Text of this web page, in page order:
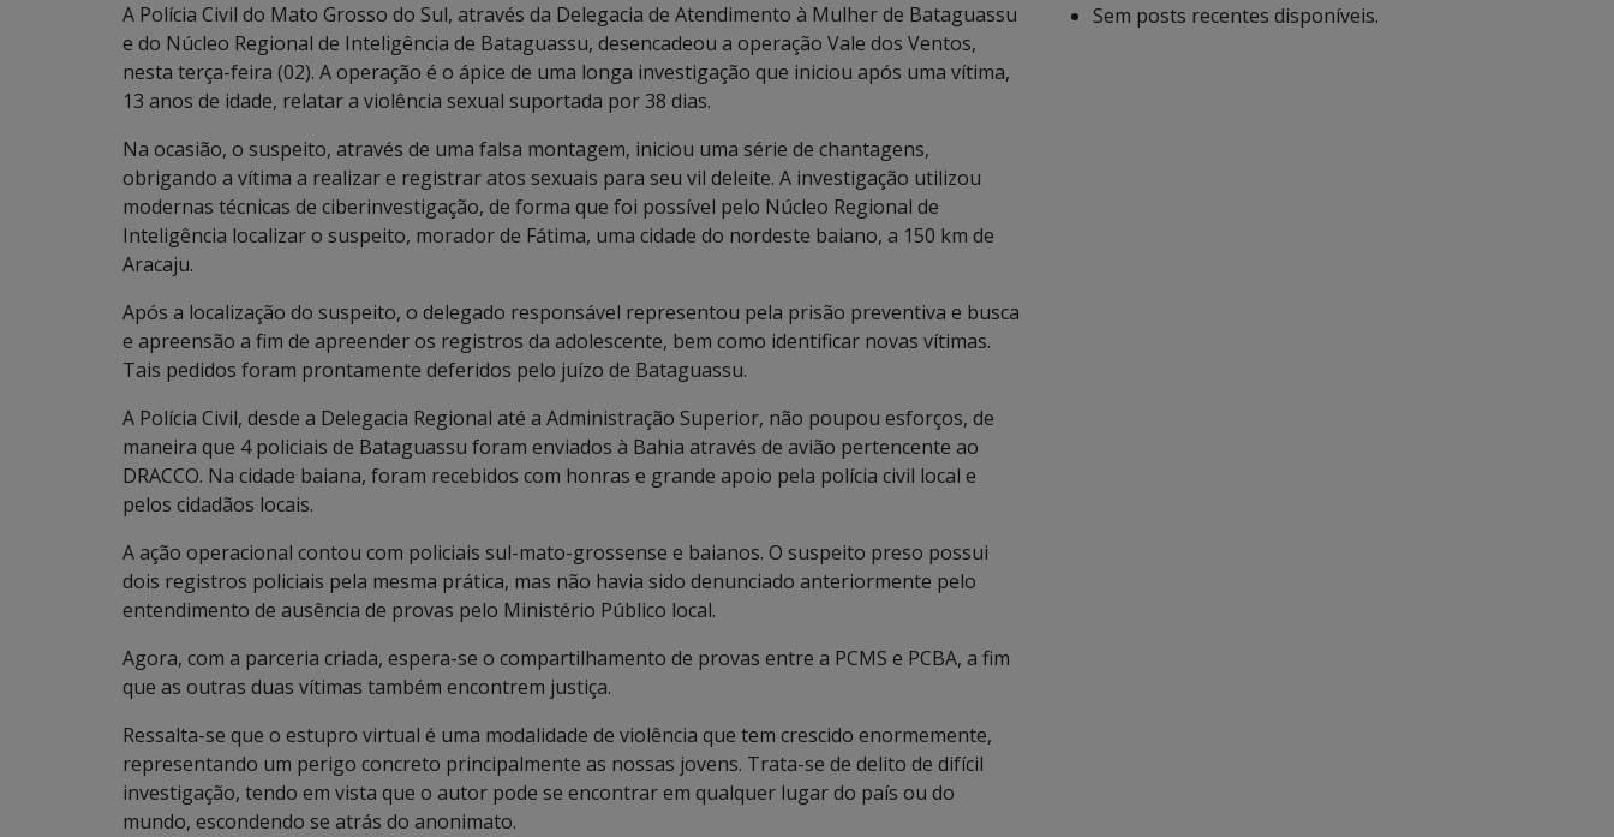
A Polícia Civil do Mato Grosso do Sul, através da Delegacia de Atendimento à Mulher de Bataguassu
e do Núcleo Regional de Inteligência de Bataguassu, desencadeou a operação Vale dos Ventos,
nesta terça-feira (02). A operação é o ápice de uma longa investigação que iniciou após uma vítima,
13 anos de idade, relatar a violência sexual suportada por 38 dias.
Na ocasião, o suspeito, através de uma falsa montagem, iniciou uma série de chantagens,
obrigando a vítima a realizar e registrar atos sexuais para seu vil deleite. A investigação utilizou
modernas técnicas de ciberinvestigação, de forma que foi possível pelo Núcleo Regional de
Inteligência localizar o suspeito, morador de Fátima, uma cidade do nordeste baiano, a 150 km de
Aracaju.
Após a localização do suspeito, o delegado responsável representou pela prisão preventiva e busca
e apreensão a fim de apreender os registros da adolescente, bem como identificar novas vítimas.
Tais pedidos foram prontamente deferidos pelo juízo de Bataguassu.
A Polícia Civil, desde a Delegacia Regional até a Administração Superior, não poupou esforços, de
maneira que 4 policiais de Bataguassu foram enviados à Bahia através de avião pertencente ao
DRACCO. Na cidade baiana, foram recebidos com honras e grande apoio pela polícia civil local e
pelos cidadãos locais.
A ação operacional contou com policiais sul-mato-grossense e baianos. O suspeito preso possui
dois registros policiais pela mesma prática, mas não havia sido denunciado anteriormente pelo
entendimento de ausência de provas pelo Ministério Público local.
Agora, com a parceria criada, espera-se o compartilhamento de provas entre a PCMS e PCBA, a fim
que as outras duas vítimas também encontrem justiça.
Ressalta-se que o estupro virtual é uma modalidade de violência que tem crescido enormemente,
representando um perigo concreto principalmente as nossas jovens. Trata-se de delito de difícil
investigação, tendo em vista que o autor pode se encontrar em qualquer lugar do país ou do
mundo, escondendo se atrás do anonimato.
Sem posts recentes disponíveis.